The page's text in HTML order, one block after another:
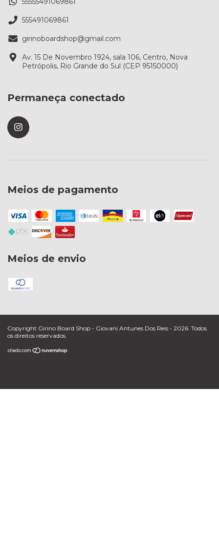
555491069861
girinoboardshop@gmail.com
Av. 15 De Novembro 1924, sala 106, Centro, Nova
Petrópolis, Rio Grande do Sul (CEP 95150000)
Permaneça conectado
Meios de pagamento
Meios de envio
Copyright Girino Board Shop - Giovani Antunes Dos Reis - 2026. Todos
os direitos reservados.